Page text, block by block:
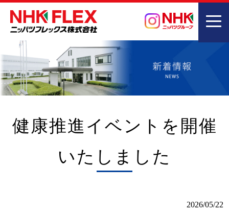
健康推進イベントを開催
いたしました
2026/05/22